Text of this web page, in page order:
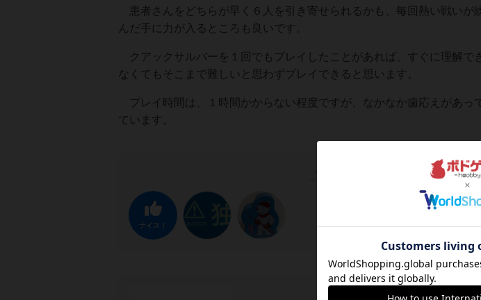
患者さんをどちらが早く６人を引き寄せられるかも、毎回熱い戦いが
んだ手に力が入るところも良いです。
クアックサルバーを１回でもプレイしたことがあれば、すぐに理解で
なくてもそこまで難しいと思わずプレイできると思います。
プレイ時間は、１時間かからない程度ですが、なかなか歯応えがあっ
ています。
しました
ナイス！